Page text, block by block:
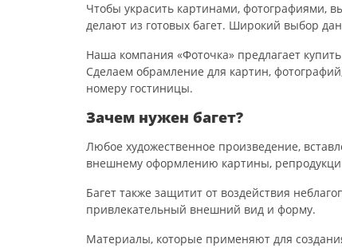
Чтобы украсить картинами, фотографиями,
делают из готовых багет. Широкий выбор
Наша компания «Фоточка» предлагает
Сделаем обрамление для картин,
номеру гостиницы.
Зачем нужен багет?
Любое художественное произведение,
внешнему оформлению картины,
Багет также защитит от воздействия
привлекательный внешний вид и форму.
Материалы, которые применяют для